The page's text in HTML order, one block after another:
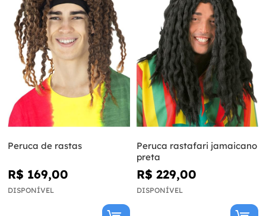
Peruca de rastas
R$ 169,00
DISPONÍVEL
Peruca rastafari jamaicano
preta
R$ 229,00
DISPONÍVEL